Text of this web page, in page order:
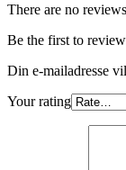
There are no
Be the first to
Din e-mailadresse
Your rating